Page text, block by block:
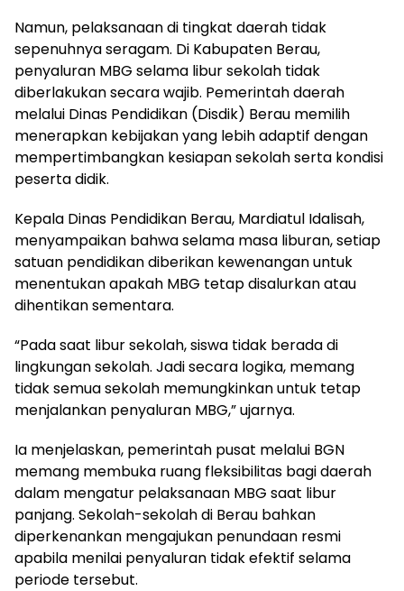
Namun, pelaksanaan di tingkat daerah tidak
sepenuhnya seragam. Di Kabupaten Berau,
penyaluran MBG selama libur sekolah tidak
diberlakukan secara wajib. Pemerintah daerah
melalui Dinas Pendidikan (Disdik) Berau memilih
menerapkan kebijakan yang lebih adaptif dengan
mempertimbangkan kesiapan sekolah serta kondisi
peserta didik.
Kepala Dinas Pendidikan Berau, Mardiatul Idalisah,
menyampaikan bahwa selama masa liburan, setiap
satuan pendidikan diberikan kewenangan untuk
menentukan apakah MBG tetap disalurkan atau
dihentikan sementara.
“Pada saat libur sekolah, siswa tidak berada di
lingkungan sekolah. Jadi secara logika, memang
tidak semua sekolah memungkinkan untuk tetap
menjalankan penyaluran MBG,” ujarnya.
Ia menjelaskan, pemerintah pusat melalui BGN
memang membuka ruang fleksibilitas bagi daerah
dalam mengatur pelaksanaan MBG saat libur
panjang. Sekolah-sekolah di Berau bahkan
diperkenankan mengajukan penundaan resmi
apabila menilai penyaluran tidak efektif selama
periode tersebut.